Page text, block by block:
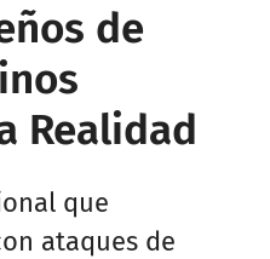
de
Realidad
que
ataques de